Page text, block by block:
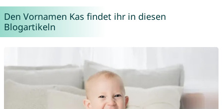
Den Vornamen Kas findet ihr in diesen
Blogartikeln